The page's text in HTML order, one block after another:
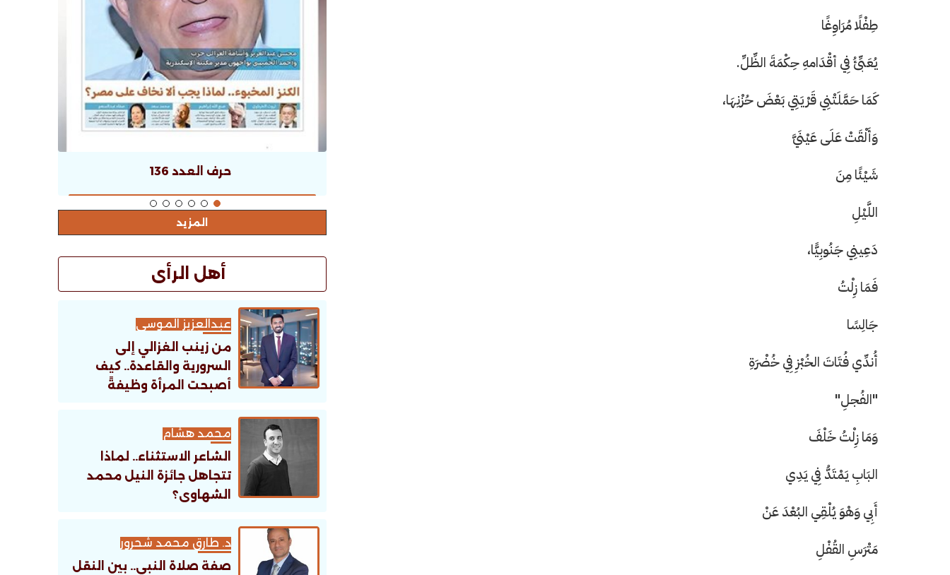
طِفْلًا مُرَاوِغًا
يُعَبِّئُ فِي أقْدَامهِ حِكْمَةَ الظِّلِّ.
كَمَا حَمَّلَتْنِي قَرْيَتِي بَعْضَ حُزْنِهَا،
وَأَلْقَتْ عَلَى عَيْنَيَّ
شَيْئًا مِنَ
اللَّيْلِ
دَعِينِي جَنُوبِيًّا،
فَمَا زِلْتُ
جَالِسًا
أُندِّي فُتَاتَ الخُبْزِ فِي خُضْرَةِ
"الفُجلِ"
وَمَا زِلْتُ خَلْفَ
البَابِ يَمْتَدُّ فِي يَدِي
أَبِي وَهْوَ يُلْقِي البُعْدَ عَنْ
مَتْرَسِ القُفْلِ
حرف العدد 136
المزيد
أهل الرأى
عبدالعزيز الموسى
من زينب الغزالي إلى
السرورية والقاعدة.. كيف
أصبحت المرأة وظيفةً
محمد هشام
الشاعر الاستثناء.. لماذا
تتجاهل جائزة النيل محمد
الشهاوى؟
د. طارق محمد شحرور
صفة صلاة النبي.. بين النقل